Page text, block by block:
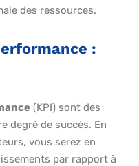
des ressources.
:
(KPI) sont des
degré de succès. En
vous serez en
par rapport à